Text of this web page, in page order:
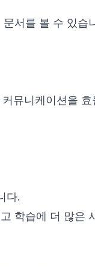
서를 볼 수 있습
뮤니케이션을 효
다.
학습에 더 많은